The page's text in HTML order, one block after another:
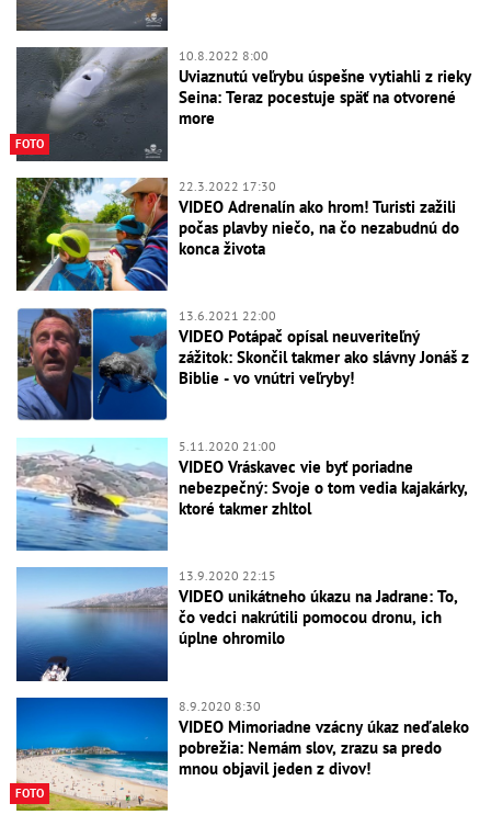
FOTO
10.8.2022 8:00
Uviaznutú veľrybu úspešne vytiahli z rieky
Seina: Teraz pocestuje späť na otvorené
more
22.3.2022 17:30
VIDEO Adrenalín ako hrom! Turisti zažili
počas plavby niečo, na čo nezabudnú do
konca života
13.6.2021 22:00
VIDEO Potápač opísal neuveriteľný
zážitok: Skončil takmer ako slávny Jonáš z
Biblie - vo vnútri veľryby!
5.11.2020 21:00
VIDEO Vráskavec vie byť poriadne
nebezpečný: Svoje o tom vedia kajakárky,
ktoré takmer zhltol
13.9.2020 22:15
VIDEO unikátneho úkazu na Jadrane: To,
čo vedci nakrútili pomocou dronu, ich
úplne ohromilo
FOTO
8.9.2020 8:30
VIDEO Mimoriadne vzácny úkaz neďaleko
pobrežia: Nemám slov, zrazu sa predo
mnou objavil jeden z divov!